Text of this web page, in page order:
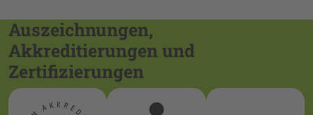
Auszeichnungen,
Akkreditierungen und
Zertifizierungen